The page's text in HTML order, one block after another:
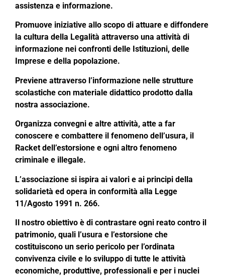
assistenza e informazione.
Promuove iniziative allo scopo di attuare e diffondere
la cultura della Legalità attraverso una attività di
informazione nei confronti delle Istituzioni, delle
Imprese e della popolazione.
Previene attraverso l’informazione nelle strutture
scolastiche con materiale didattico prodotto dalla
nostra associazione.
Organizza convegni e altre attività, atte a far
conoscere e combattere il fenomeno dell’usura, il
Racket dell’estorsione e ogni altro fenomeno
criminale e illegale.
L’associazione si ispira ai valori e ai principi della
solidarietà ed opera in conformità alla Legge
11/Agosto 1991 n. 266.
Il nostro obiettivo è di contrastare ogni reato contro il
patrimonio, quali l’usura e l’estorsione che
costituiscono un serio pericolo per l’ordinata
convivenza civile e lo sviluppo di tutte le attività
economiche, produttive, professionali e per i nuclei